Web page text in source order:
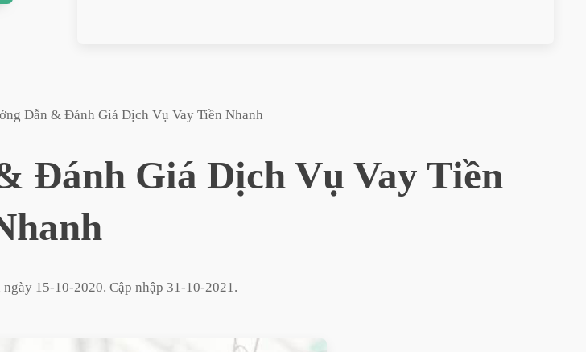
Dẫn & Đánh Giá Dịch Vụ Vay Tiền Nhanh
Đánh Giá Dịch Vụ Vay Tiền
ngày 15-10-2020. Cập nhập 31-10-2021.